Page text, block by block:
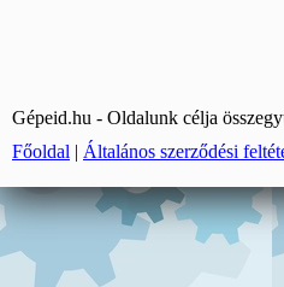
Gépeid.hu - Oldalunk célja
Főoldal | Általános szerződési